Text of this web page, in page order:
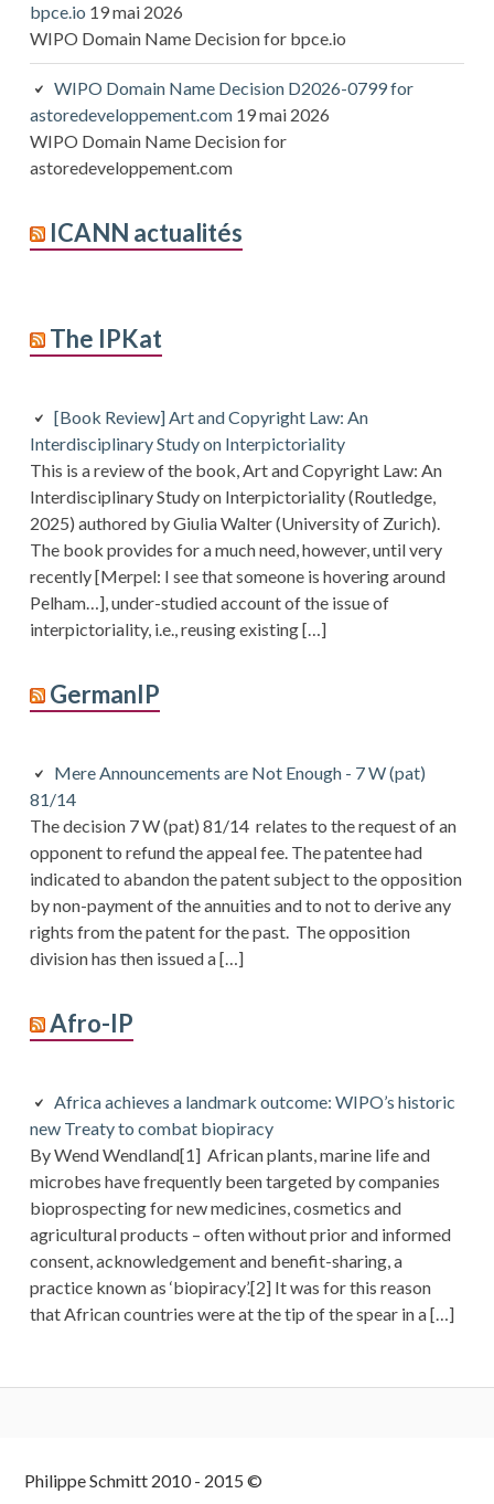
bpce.io 19 mai 2026
WIPO Domain Name Decision for bpce.io
WIPO Domain Name Decision D2026-0799 for
astoredeveloppement.com 19 mai 2026
WIPO Domain Name Decision for
astoredeveloppement.com
ICANN actualités
The IPKat
[Book Review] Art and Copyright Law: An
Interdisciplinary Study on Interpictoriality
This is a review of the book, Art and Copyright Law: An
Interdisciplinary Study on Interpictoriality (Routledge,
2025) authored by Giulia Walter (University of Zurich).
The book provides for a much need, however, until very
recently [Merpel: I see that someone is hovering around
Pelham…], under-studied account of the issue of
interpictoriality, i.e., reusing existing […]
GermanIP
Mere Announcements are Not Enough - 7 W (pat)
81/14
The decision 7 W (pat) 81/14 relates to the request of an
opponent to refund the appeal fee. The patentee had
indicated to abandon the patent subject to the opposition
by non-payment of the annuities and to not to derive any
rights from the patent for the past. The opposition
division has then issued a […]
Afro-IP
Africa achieves a landmark outcome: WIPO’s historic
new Treaty to combat biopiracy
By Wend Wendland[1] African plants, marine life and
microbes have frequently been targeted by companies
bioprospecting for new medicines, cosmetics and
agricultural products – often without prior and informed
consent, acknowledgement and benefit-sharing, a
practice known as ‘biopiracy’.[2] It was for this reason
that African countries were at the tip of the spear in a […]
Colonne
Philippe Schmitt 2010 - 2015 ©